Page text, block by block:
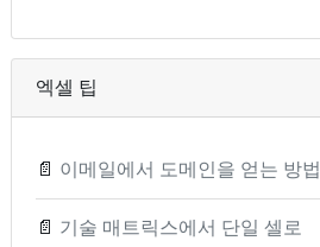
엑셀 팁
📄 이메일에서 도메인을 얻는 방법
📄 기술 매트릭스에서 단일 셀로